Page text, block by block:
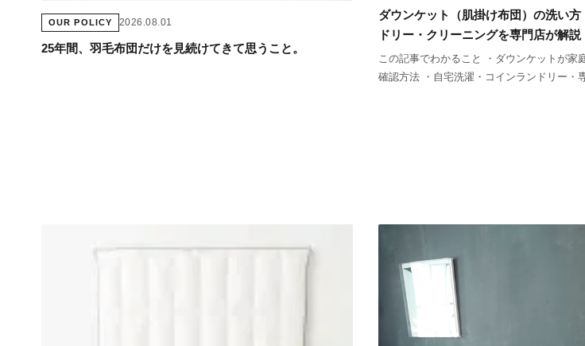
OUR POLICY 2026.08.01
25年間、羽毛布団だけを見続けてきて思うこと。
ダウンケット（肌掛け布団）の洗い
ドリー・クリーニングを専門店が解説
この記事でわかること ・ダウンケットが家
確認方法 ・自宅洗濯・コインランドリー・